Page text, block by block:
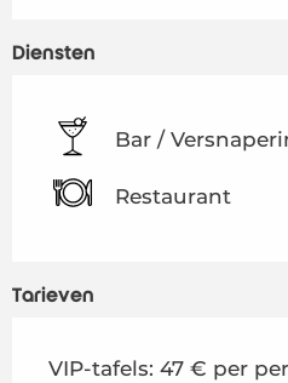
Diensten
Bar /
Restaurant
Tarieven
VIP-tafels: 47 € per